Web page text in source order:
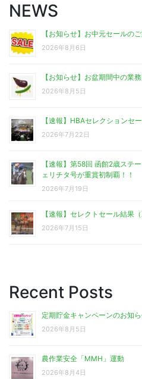
NEWS
【お知らせ】お中元セールの
2026年8月6日
【お知らせ】お盆期間中の業
2026年8月5日
【速報】HBAセレクションセ
2026年7月22日
【速報】第58回 函館2歳ス
ェリチタ号が重賞初制覇！！
2026年7月19日
【速報】セレクトセール結果（
2026年7月15日
Recent Posts
定期貯金キャンペーンのお知
2026年8月5日
農作業安全「MMH」運動
2026年8月4日